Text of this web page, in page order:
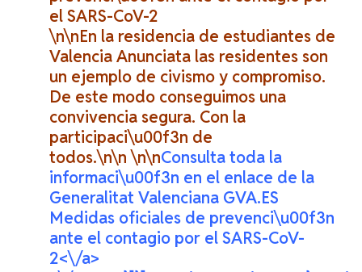
\n\nEn la residencia de estudiantes de
Valencia Anunciata las residentes son
un ejemplo de civismo y compromiso.
De este modo conseguimos una
convivencia segura. Con la
participaci\u00f3n de
todos.\n\n \n\nConsulta toda la
informaci\u00f3n en el enlace de la
Generalitat Valenciana GVA.ES
Medidas oficiales de prevenci\u00f3n
ante el contagio por el SARS-CoV-
2<\/a>